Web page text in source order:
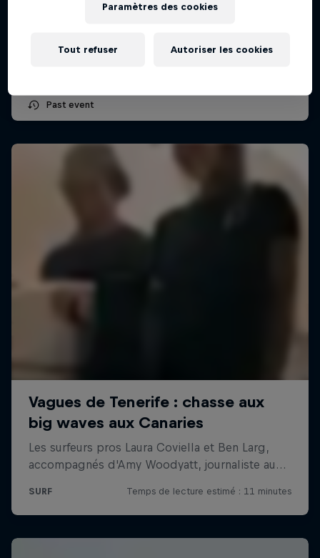
Hossegor, France
Past event
Paramètres des cookies
Tout refuser Autoriser les cookies